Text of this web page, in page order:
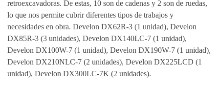
retroexcavadoras. De estas, 10 son de cadenas y 2 son de ruedas,
lo que nos permite cubrir diferentes tipos de trabajos y
necesidades en obra. Develon DX62R-3 (1 unidad), Develon
DX85R-3 (3 unidades), Develon DX140LC-7 (1 unidad),
Develon DX100W-7 (1 unidad), Develon DX190W-7 (1 unidad),
Develon DX210NLC-7 (2 unidades), Develon DX225LCD (1
unidad), Develon DX300LC-7K (2 unidades).